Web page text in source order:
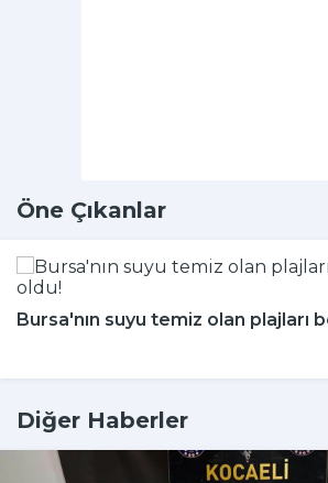
Öne Çıkanlar
Bursa'nın suyu temiz olan plajları
Diğer Haberler